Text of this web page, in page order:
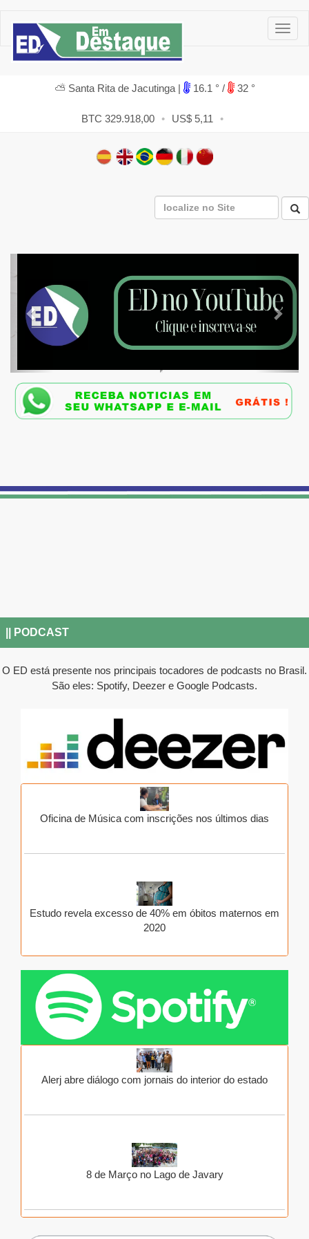
⛅ Santa Rita de Jacutinga | 16.1 ° / 32 °
BTC 329.918,00 • US$ 5,11 •
|| PODCAST
O ED está presente nos principais tocadores de podcasts no Brasil.
São eles: Spotify, Deezer e Google Podcasts.
Oficina de Música com inscrições nos últimos dias
Estudo revela excesso de 40% em óbitos maternos em
2020
Brasil ocupa posições intermediárias em ranking mundial
de acesso à água e esgoto tratados
retrospectiva
Alerj abre diálogo com jornais do interior do estado
8 de Março no Lago de Javary